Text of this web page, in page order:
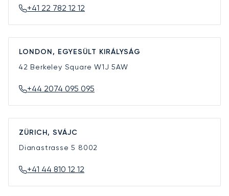
+41 22 782 12 12
LONDON, EGYESÜLT KIRÁLYSÁG
42 Berkeley SquareW1J 5AW
+44 2074 095 095
ZÜRICH, SVÁJC
Dianastrasse 5 8002
+41 44 810 12 12